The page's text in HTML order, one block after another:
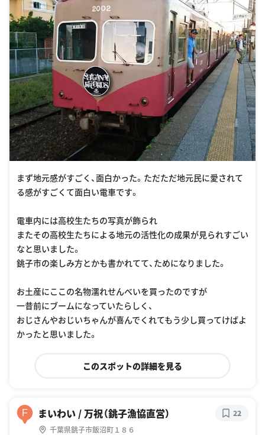
まず地元感がすごく、面白かった。ただただ地元民に愛されて
る感がすごくて面白い電車です。
電車内には高校生たちの写真が飾られ
またその高校生たちによる地元の活性化の成果が見られすごい
なと思いました。
銚子市の楽しみ方とかも書かれてて、ためになりました。
お土産にここの名物濡れせんべいを買ったのですが
一昔前にブームになっていたらしく、
おじさんやおじいちゃんが喜んでくれてもう少し買ってけばよ
かったと思いました。
このスポットの詳細を見る
F まいわい / 万祝（銚子漁協直営）
千葉県銚子市飯沼町１８６
22